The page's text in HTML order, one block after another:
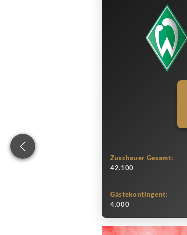
Zuschauer Gesamt:
42.100
Gästekontingent:
4.000